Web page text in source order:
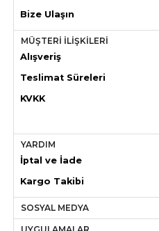
Bize Ulaşın
MÜŞTERİ İLİŞKİLERİ
Alışveriş
Teslimat Süreleri
KVKK
YARDIM
İptal ve İade
Kargo Takibi
SOSYAL MEDYA